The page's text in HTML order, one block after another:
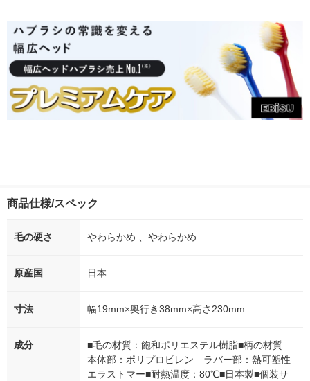
商品仕様/スペック
毛の硬さ やわらかめ 、やわらかめ
原産国 日本
寸法 幅19mm×奥行き38mm×高さ230mm
成分
■毛の材質：飽和ポリエステル樹脂■柄の材質
本体部：ポリプロピレン ラバー部：熱可塑性
エラストマー■耐熱温度：80℃■日本製■個装サ